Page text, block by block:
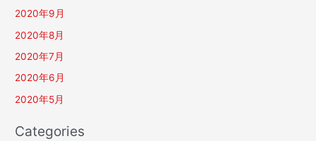
2020年9月
2020年8月
2020年7月
2020年6月
2020年5月
Categories